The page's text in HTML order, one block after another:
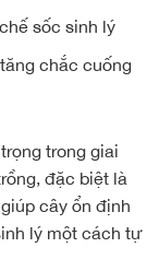
sốc sinh lý
chắc cuống
trong giai
đặc biệt là
cây ổn định
lý một cách tự